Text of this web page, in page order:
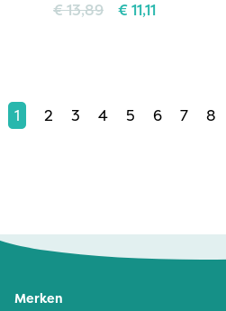
€13,89 €11,11
1 2 3 4 5 6 7 8
Merken